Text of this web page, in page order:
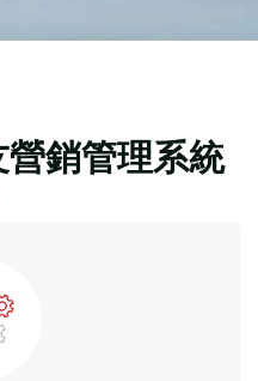
銷管理系統